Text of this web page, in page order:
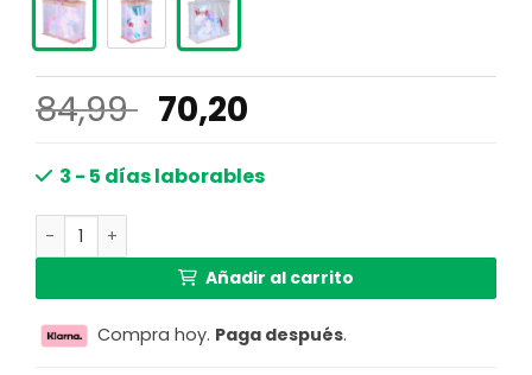
84,99 El
precio
original
70,20
actual
3 - 5 días laborables
Lámpara de mesa de unicornio con aspecto de cristal
Añadir al carrito
Compra hoy. Paga después.